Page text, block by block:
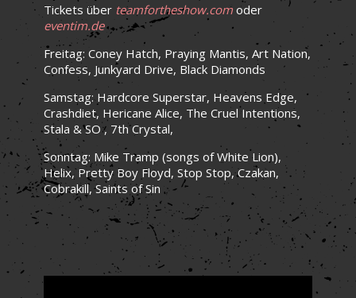
Tickets über teamfortheshow.com oder
eventim.de
Freitag: Coney Hatch, Praying Mantis, Art Nation,
Confess, Junkyard Drive, Black Diamonds
Samstag: Hardcore Superstar, Heavens Edge,
Crashdiet, Hericane Alice, The Cruel Intentions,
Stala & SO , 7th Crystal,
Sonntag: Mike Tramp (songs of White Lion),
Helix, Pretty Boy Floyd, Stop Stop, Czakan,
Cobrakill, Saints of Sin